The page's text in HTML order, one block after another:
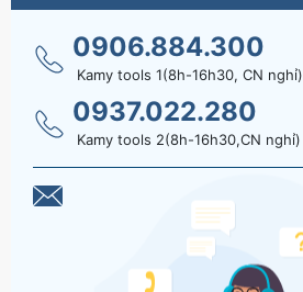
0906.884.300
Kamy tools 1(8h-16h30, CN nghỉ)
0937.022.280
Kamy tools 2(8h-16h30,CN nghỉ)